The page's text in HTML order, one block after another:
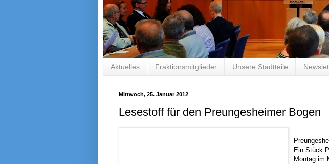
Aktuelles Fraktionsmitglieder Unsere Stadtteile
Mittwoch, 25. Januar 2012
Lesestoff für den Preungesheimer Bogen
Ein Stück
Montag im